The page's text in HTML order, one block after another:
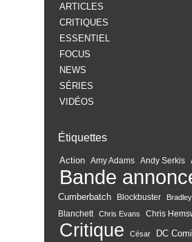
ARTICLES
CRITIQUES
ESSENTIEL
FOCUS
NEWS
SÉRIES
VIDÉOS
Étiquettes
Action Amy Adams Andy Serkis
Bande
Cumberbatch
Blockbuster
Blanchett
Chris Evans Chris
Critique César DC